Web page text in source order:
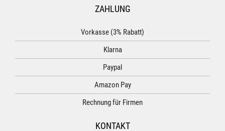
ZAHLUNG
Vorkasse (3% Rabatt)
Klarna
Paypal
Amazon Pay
Rechnung für Firmen
KONTAKT